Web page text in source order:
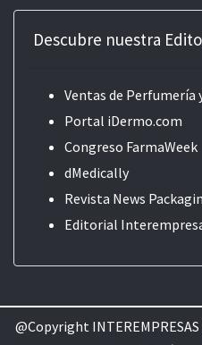
Descubre nuestra
Ventas de Perfumería
Portal iDermo.com
Congreso FarmaWeek
dMedically
Revista News
Editorial
@Copyright INTEREMPRESAS